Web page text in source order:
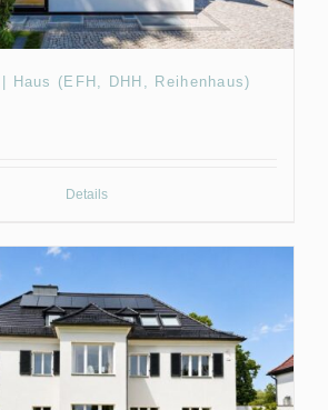
Haus (EFH, DHH, Reihenhaus)
Details